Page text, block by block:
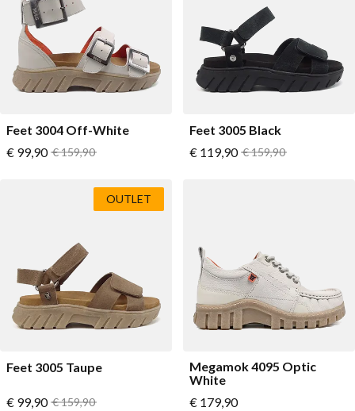
Feet 3004 Off-White
Vanaf
€ 99,90 Normale prijs
€ 159,90
Feet 3005 Black
Vanaf
€ 119,90 Normale prijs
€ 159,90
Feet 3005 Taupe
Vanaf
€ 99,90 Normale prijs
€ 159,90
OUTLET
Megamok 4095 Optic
White
Vanaf
€ 179,90